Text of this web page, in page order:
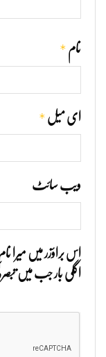
نام *
ای میل *
ویب‌ سائٹ
اس براؤزر میں میرا
اگلی بار جب میں